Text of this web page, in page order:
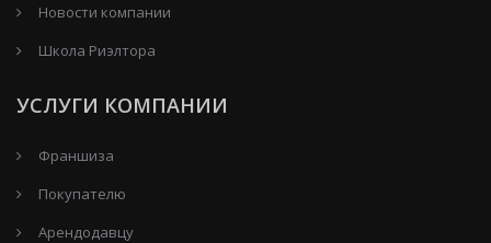
Новости компании
Школа Риэлтора
УСЛУГИ КОМПАНИИ
Франшиза
Покупателю
Арендодавцу